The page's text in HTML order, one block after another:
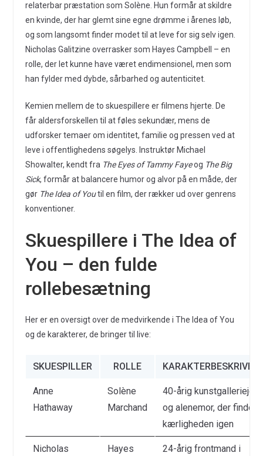
relaterbar præstation som Solène. Hun formår at skildre
en kvinde, der har glemt sine egne drømme i årenes løb,
og som langsomt finder modet til at leve for sig selv igen.
Nicholas Galitzine overrasker som Hayes Campbell – en
rolle, der let kunne have været endimensionel, men som
han fylder med dybde, sårbarhed og autenticitet.
Kemien mellem de to skuespillere er filmens hjerte. De
får aldersforskellen til at føles sekundær, mens de
udforsker temaer om identitet, familie og pressen ved at
leve i offentlighedens søgelys. Instruktør Michael
Showalter, kendt fra The Eyes of Tammy Fayeog The Big
Sick, formår at balancere humor og alvor på en måde, der
gør The Idea of Youtil en film, der rækker ud over genrens
konventioner.
Skuespillere i The Idea of
You – den fulde
rollebesætning
Her er en oversigt over de medvirkende i The Idea of You
og de karakterer, de bringer til live:
SKUESPILLER ROLLE
Anne
Hathaway
Solène
Marchand
40-årig kunstgalleriejer
og alenemor, der finder
kærligheden igen
Nicholas
Hayes
24-årig frontmand i